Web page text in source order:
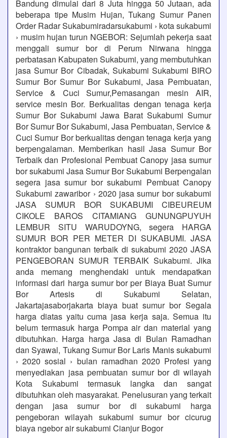
Bandung dimulai dari 8 Juta hingga 50 Jutaan, ada
beberapa tipe Musim Hujan, Tukang Sumur Panen
Order Radar Sukabumiradarsukabumi › kota sukabumi
› musim hujan turun NGEBOR: Sejumlah pekerja saat
menggali sumur bor di Perum Nirwana hingga
perbatasan Kabupaten Sukabumi, yang membutuhkan
jasa Sumur Bor Cibadak, Sukabumi Sukabumi BIRO
Sumur Bor Sumur Bor Sukabumi, Jasa Pembuatan,
Service & Cuci Sumur,Pemasangan mesin AIR,
service mesin Bor. Berkualitas dengan tenaga kerja
Sumur Bor Sukabumi Jawa Barat Sukabumi Sumur
Bor Sumur Bor Sukabumi, Jasa Pembuatan, Service &
Cuci Sumur Bor berkualitas dengan tenaga kerja yang
berpengalaman. Memberikan hasil Jasa Sumur Bor
Terbaik dan Profesional Pembuat Canopy jasa sumur
bor sukabumi Jasa Sumur Bor Sukabumi Berpengalan
segera jasa sumur bor sukabumi Pembuat Canopy
Sukabumi zawaribor › 2020 jasa sumur bor sukabumi
JASA SUMUR BOR SUKABUMI CIBEUREUM
CIKOLE BAROS CITAMIANG GUNUNGPUYUH
LEMBUR SITU WARUDOYNG, segera HARGA
SUMUR BOR PER METER DI SUKABUMI. JASA
kontraktor bangunan terbaik di sukabumi 2020 JASA
PENGEBORAN SUMUR TERBAIK Sukabumi. Jika
anda memang menghendaki untuk mendapatkan
informasi dari harga sumur bor per Biaya Buat Sumur
Bor Artesis di Sukabumi Selatan,
Jakartajasaborjakarta biaya buat sumur bor Segala
harga diatas yaitu cuma jasa kerja saja. Semua itu
belum termasuk harga Pompa air dan material yang
dibutuhkan. Harga harga Jasa di Bulan Ramadhan
dan Syawal, Tukang Sumur Bor Laris Manis sukabumi
› 2020 sosial › bulan ramadhan 2020 Profesi yang
menyediakan jasa pembuatan sumur bor di wilayah
Kota Sukabumi termasuk langka dan sangat
dibutuhkan oleh masyarakat. Penelusuran yang terkait
dengan jasa sumur bor di sukabumi harga
pengeboran wilayah sukabumi sumur bor cicurug
biaya ngebor air sukabumi Cianjur Bogor